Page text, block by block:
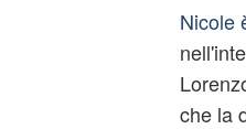
Nicole
che la